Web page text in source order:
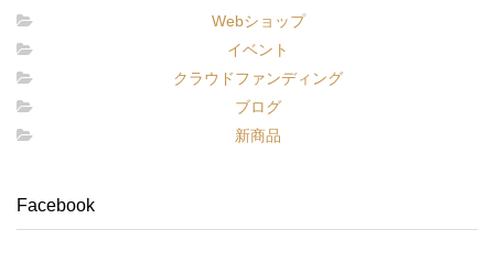
Webショップ
イベント
クラウドファンディング
ブログ
新商品
Facebook